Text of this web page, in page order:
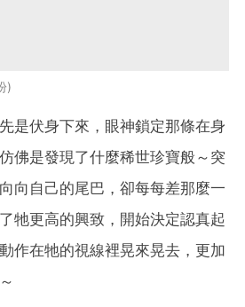
是伏身下來，眼神鎖定那條在身
佛是發現了什麼稀世珍寶般～突
向自己的尾巴，卻每每差那麼一
牠更高的興致，開始決定認真起
作在牠的視線裡晃來晃去，更加